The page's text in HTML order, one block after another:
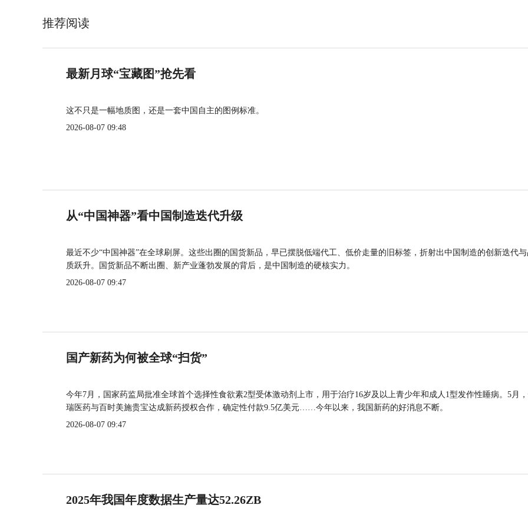
推荐阅读
最新月球“宝藏图”抢先看
这不只是一幅地质图，还是一套中国自主的图例标准。
2026-08-07 09:48
从“中国神器”看中国制造迭代升级
最近不少“中国神器”在全球刷屏。这些出圈的国货新品，早已摆脱低端代工、低价走量的旧标签，折射出中国制造的创新迭代
质跃升。国货新品不断出圈、新产业蓬勃发展的背后，是中国制造的硬核实力。
2026-08-07 09:47
国产新药为何被全球“扫货”
今年7月，国家药监局批准全球首个选择性食欲素2型受体激动剂上市，用于治疗16岁及以上青少年和成人1型发作性睡病。5月
瑞医药与百时美施贵宝达成新药授权合作，确定性付款9.5亿美元……今年以来，我国新药的好消息不断。
2026-08-07 09:47
2025年我国年度数据生产量达52.26ZB